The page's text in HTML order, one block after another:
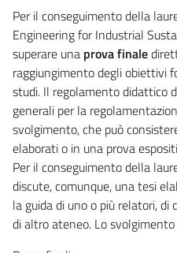
Per il conseguimento della
Engineering for Industrial
superare una prova finale
raggiungimento degli obiettivi
studi. Il regolamento didattico
generali per la
svolgimento, che può
elaborati o in una prova
Per il conseguimento della
discute, comunque, una tesi
la guida di uno o più relatori,
di altro ateneo. Lo